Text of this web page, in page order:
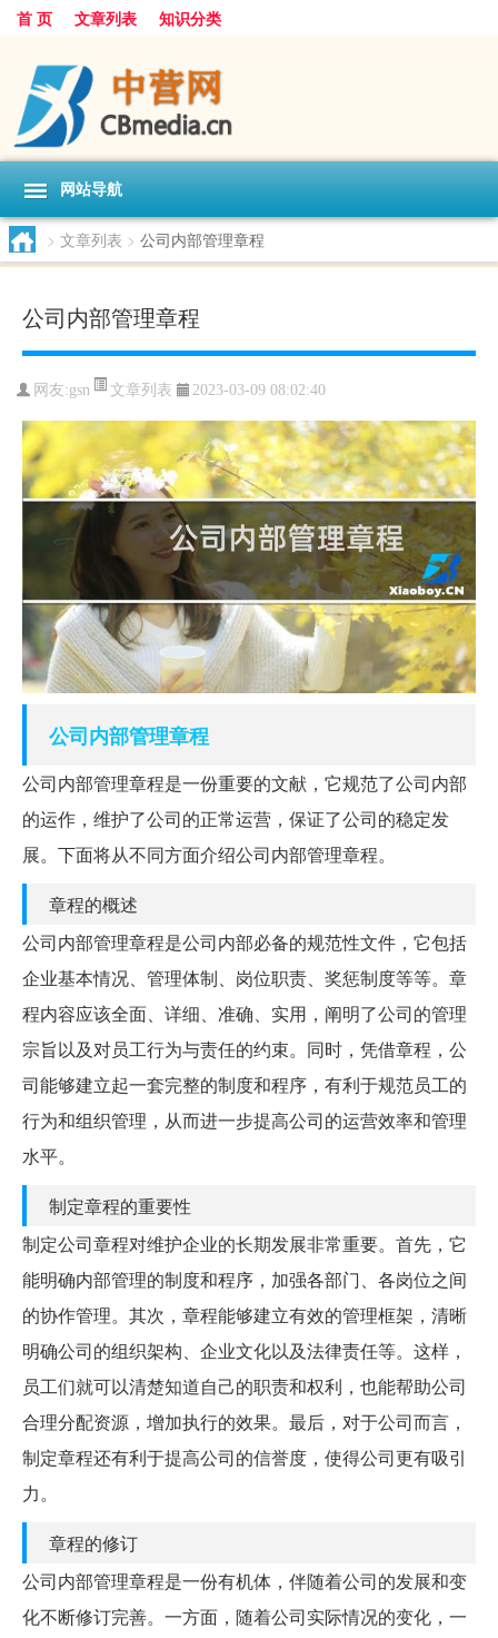
首 页 文章列表 知识分类
网站导航
> 文章列表 > 公司内部管理章程
公司内部管理章程
网友:gsn 文章列表 2023-03-09 08:02:40
公司内部管理章程
公司内部管理章程是一份重要的文献，它规范了公司内部
的运作，维护了公司的正常运营，保证了公司的稳定发
展。下面将从不同方面介绍公司内部管理章程。
章程的概述
公司内部管理章程是公司内部必备的规范性文件，它包括
企业基本情况、管理体制、岗位职责、奖惩制度等等。章
程内容应该全面、详细、准确、实用，阐明了公司的管理
宗旨以及对员工行为与责任的约束。同时，凭借章程，公
司能够建立起一套完整的制度和程序，有利于规范员工的
行为和组织管理，从而进一步提高公司的运营效率和管理
水平。
制定章程的重要性
制定公司章程对维护企业的长期发展非常重要。首先，它
能明确内部管理的制度和程序，加强各部门、各岗位之间
的协作管理。其次，章程能够建立有效的管理框架，清晰
明确公司的组织架构、企业文化以及法律责任等。这样，
员工们就可以清楚知道自己的职责和权利，也能帮助公司
合理分配资源，增加执行的效果。最后，对于公司而言，
制定章程还有利于提高公司的信誉度，使得公司更有吸引
力。
章程的修订
公司内部管理章程是一份有机体，伴随着公司的发展和变
化不断修订完善。一方面，随着公司实际情况的变化，一